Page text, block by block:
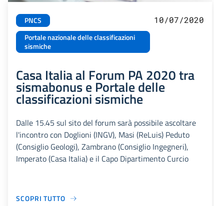
PNCS
Portale nazionale delle classificazioni
sismiche
10/07/2020
Casa Italia al Forum PA 2020 tra
sismabonus e Portale delle
classificazioni sismiche
Dalle 15.45 sul sito del forum sarà possibile ascoltare
l'incontro con Doglioni (INGV), Masi (ReLuis) Peduto
(Consiglio Geologi), Zambrano (Consiglio Ingegneri),
Imperato (Casa Italia) e il Capo Dipartimento Curcio
SCOPRI TUTTO